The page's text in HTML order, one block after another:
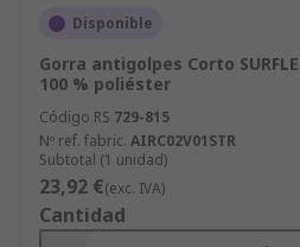
Disponible
Gorra antigolpes Corto
100 % poliéster
Código RS 729-815
Nº ref. fabric. AIRC02V01STR
Subtotal (1 unidad)
23,92 €(exc. IVA)
Cantidad